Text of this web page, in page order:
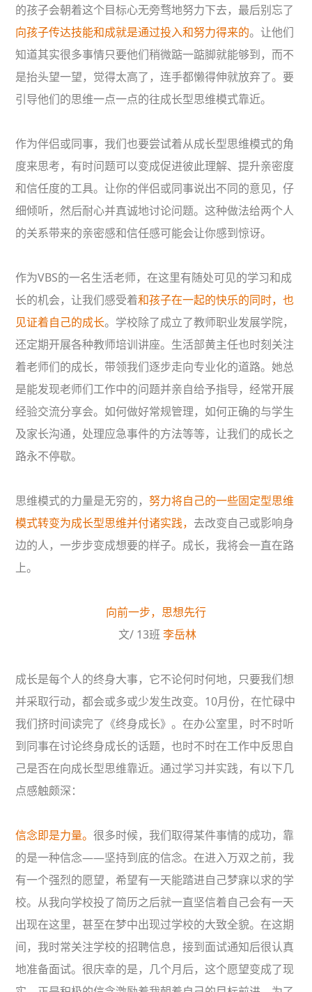
的孩子会朝着这个目标心无旁骛地努力下去，最后别忘了
向孩子传达技能和成就是通过投入和努力得来的。让他们
知道其实很多事情只要他们稍微踮一踮脚就能够到，而不
是抬头望一望，觉得太高了，连手都懒得伸就放弃了。要
引导他们的思维一点一点的往成长型思维模式靠近。
作为伴侣或同事，我们也要尝试着从成长型思维模式的角
度来思考，有时问题可以变成促进彼此理解、提升亲密度
和信任度的工具。让你的伴侣或同事说出不同的意见，仔
细倾听，然后耐心并真诚地讨论问题。这种做法给两个人
的关系带来的亲密感和信任感可能会让你感到惊讶。
作为VBS的一名生活老师，在这里有随处可见的学习和成
长的机会，让我们感受着和孩子在一起的快乐的同时，也
见证着自己的成长。学校除了成立了教师职业发展学院，
还定期开展各种教师培训讲座。生活部黄主任也时刻关注
着老师们的成长，带领我们逐步走向专业化的道路。她总
是能发现老师们工作中的问题并亲自给予指导，经常开展
经验交流分享会。如何做好常规管理，如何正确的与学生
及家长沟通，处理应急事件的方法等等，让我们的成长之
路永不停歇。
思维模式的力量是无穷的，努力将自己的一些固定型思维
模式转变为成长型思维并付诸实践， 去改变自己或影响身
边的人，一步步变成想要的样子。成长，我将会一直在路
上。
向前一步，思想先行
文/ 13班 李岳林
成长是每个人的终身大事，它不论何时何地，只要我们想
并采取行动，都会或多或少发生改变。10月份，在忙碌中
我们挤时间读完了《终身成长》。在办公室里，时不时听
到同事在讨论终身成长的话题，也时不时在工作中反思自
己是否在向成长型思维靠近。通过学习并实践，有以下几
点感触颇深：
信念即是力量。很多时候，我们取得某件事情的成功，靠
的是一种信念——坚持到底的信念。在进入万双之前，我
有一个强烈的愿望，希望有一天能踏进自己梦寐以求的学
校。从我向学校投了简历之后就一直坚信着自己会有一天
出现在这里，甚至在梦中出现过学校的大致全貌。在这期
间，我时常关注学校的招聘信息，接到面试通知后很认真
地准备面试。很庆幸的是，几个月后，这个愿望变成了现